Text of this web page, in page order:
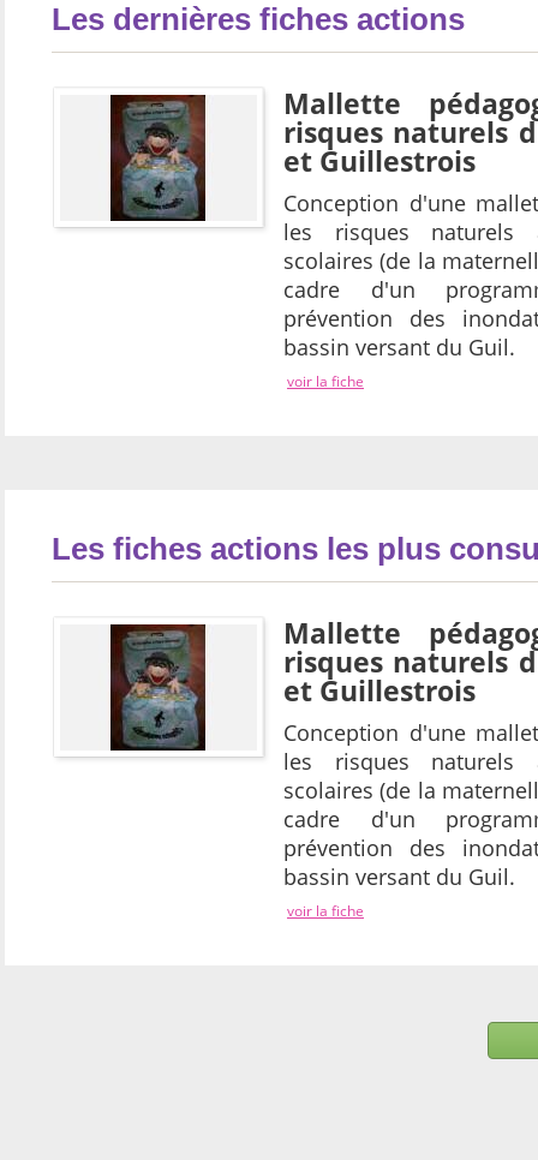
Les dernières fiches actions
Mallette
risques naturels
et Guillestrois
Conception d'une
les risques naturels
scolaires (de la
cadre d'un
prévention des
bassin versant du Guil.
voir la fiche
Les fiches actions les plus
Mallette
risques naturels
et Guillestrois
Conception d'une
les risques naturels
scolaires (de la
cadre d'un
prévention des
bassin versant du Guil.
voir la fiche